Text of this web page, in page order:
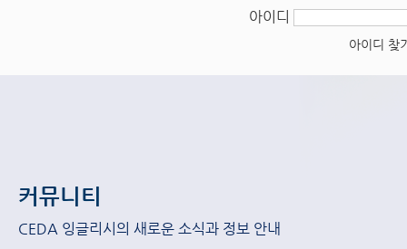
아이디
아이디 찾
커뮤니티
CEDA 잉글리시의 새로운 소식과 정보 안내